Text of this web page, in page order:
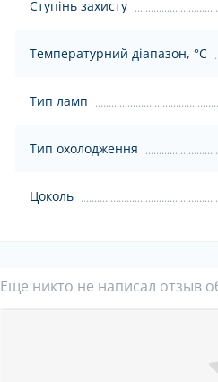
Ступінь захисту
Температурний діапазон, °C
Тип ламп
Тип охолодження
Цоколь
Еще никто не написал отзыв